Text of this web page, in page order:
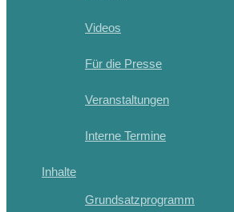
Videos
Für die Presse
Veranstaltungen
Interne Termine
Inhalte
Grundsatzprogramm